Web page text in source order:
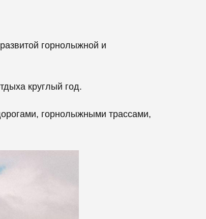
горнолыжной и
круглый год.
горнолыжными трассами,